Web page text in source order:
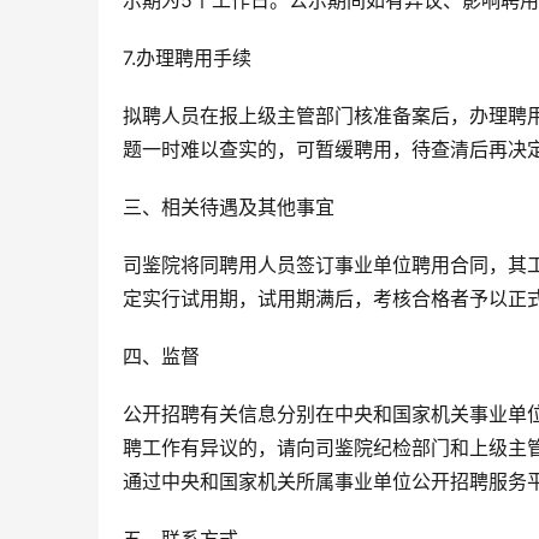
7.办理聘用手续
拟聘人员在报上级主管部门核准备案后，办理
题一时难以查实的，可暂缓聘用，待查清后再决
三、相关待遇及其他事宜
司鉴院将同聘用人员签订事业单位聘用合同，
定实行试用期，试用期满后，考核合格者予以正
四、监督
公开招聘有关信息分别在中央和国家机关事业
聘工作有异议的，请向司鉴院纪检部门和上级
通过中央和国家机关所属事业单位公开招聘服务